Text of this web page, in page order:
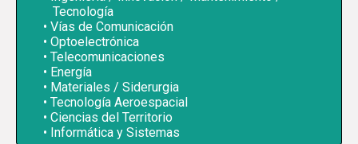
Tecnología
Vías de Comunicación
Optoelectrónica
Telecomunicaciones
Energía
Materiales / Siderurgia
Tecnología Aeroespacial
Ciencias del Territorio
Informática y Sistemas